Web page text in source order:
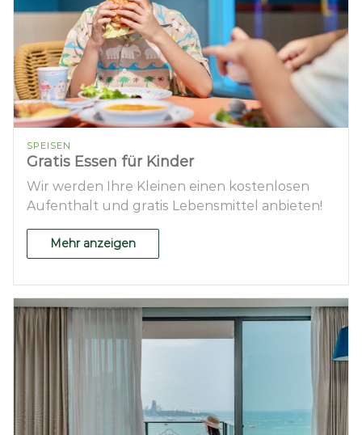
SPEISEN
Gratis Essen für Kinder
Wir werden Ihre Kleinen einen kostenlosen
Aufenthalt und gratis Lebensmittel anbieten!
Mehr anzeigen